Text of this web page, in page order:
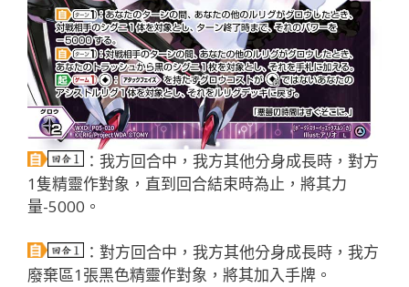
：我方回合中，我方其他分身成長時，對方
1隻精靈作對象，直到回合結束時為止，將其力
量-5000。
：對方回合中，我方其他分身成長時，我方
廢棄區1張黑色精靈作對象，將其加入手牌。